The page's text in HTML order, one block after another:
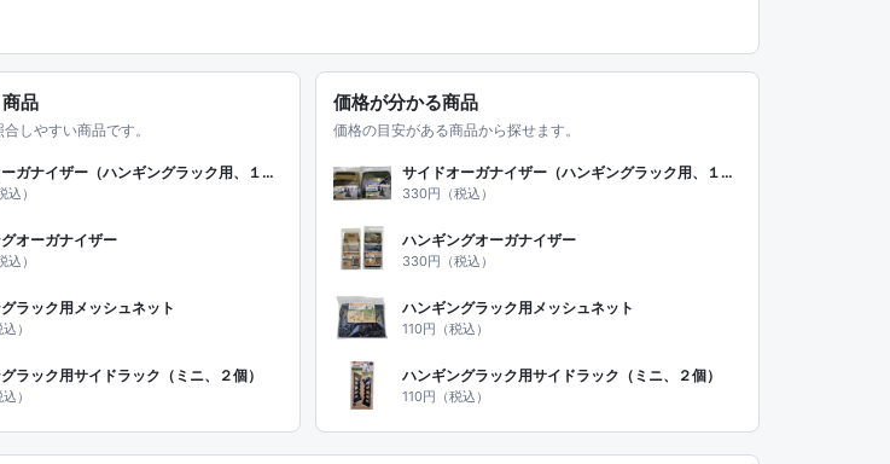
品
しやすい商品です。
サイドオーガナイザー（ハンギングラック用、１４ポケット）
）
オーガナイザー
）
ラック用メッシュネット
）
ラック用サイドラック（ミニ、２個）
）
価格が分かる商品
価格の目安がある商品から探せます。
サイドオーガナイザー（ハンギングラック用、１４ポケット）
330円（税込）
ハンギングオーガナイザー
330円（税込）
ハンギングラック用メッシュネット
110円（税込）
ハンギングラック用サイドラック（ミニ、２個）
110円（税込）